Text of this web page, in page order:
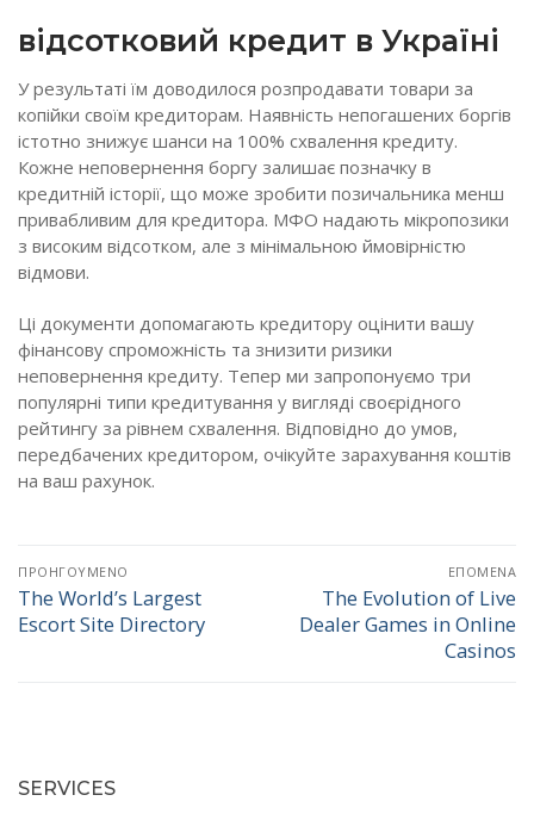
відсотковий кредит в Україні
У результаті їм доводилося розпродавати товари за
копійки своїм кредиторам. Наявність непогашених боргів
істотно знижує шанси на 100% схвалення кредиту.
Кожне неповернення боргу залишає позначку в
кредитній історії, що може зробити позичальника менш
привабливим для кредитора. МФО надають мікропозики
з високим відсотком, але з мінімальною ймовірністю
відмови.
Ці документи допомагають кредитору оцінити вашу
фінансову спроможність та знизити ризики
неповернення кредиту. Тепер ми запропонуємо три
популярні типи кредитування у вигляді своєрідного
рейтингу за рівнем схвалення. Відповідно до умов,
передбачених кредитором, очікуйте зарахування коштів
на ваш рахунок.
Πλοήγηση
άρθρων
ΠΡΟΗΓΟΎΜΕΝΟ
Προηγούμενο
άρθρο:
The World’s Largest
Escort Site Directory
ΕΠΌΜΕΝΑ
Επόμενο
άρθρο:
The Evolution of Live
Dealer Games in Online
Casinos
SERVICES